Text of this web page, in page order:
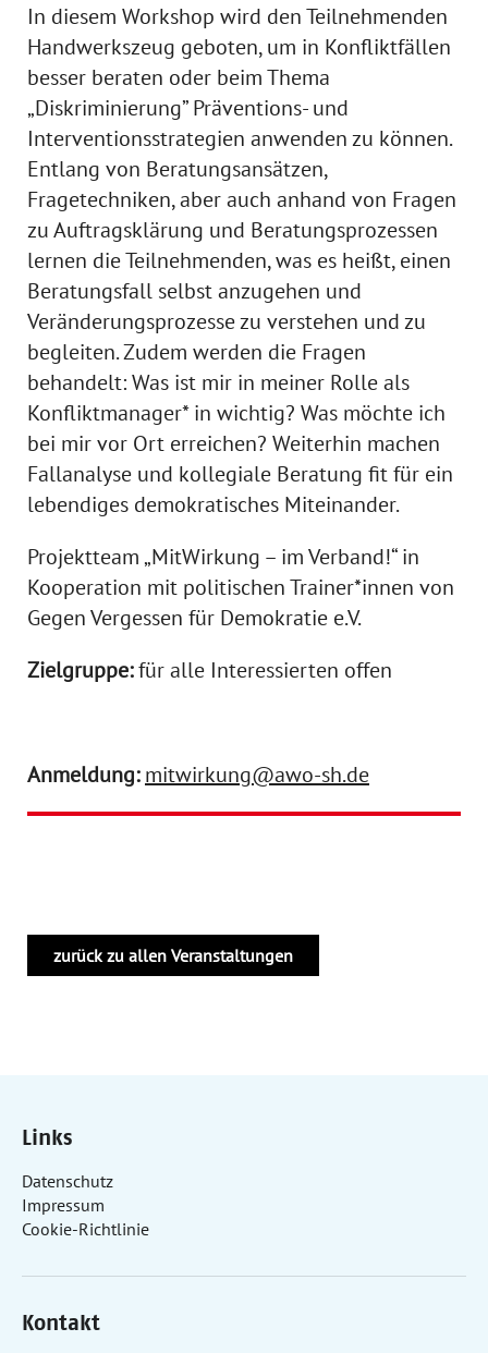
In diesem Workshop wird den Teilnehmenden
Handwerkszeug geboten, um in Konfliktfällen
besser beraten oder beim Thema
„Diskriminierung” Präventions- und
Interventionsstrategien anwenden zu können.
Entlang von Beratungsansätzen,
Fragetechniken, aber auch anhand von Fragen
zu Auftragsklärung und Beratungsprozessen
lernen die Teilnehmenden, was es heißt, einen
Beratungsfall selbst anzugehen und
Veränderungsprozesse zu verstehen und zu
begleiten. Zudem werden die Fragen
behandelt: Was ist mir in meiner Rolle als
Konfliktmanager* in wichtig? Was möchte ich
bei mir vor Ort erreichen? Weiterhin machen
Fallanalyse und kollegiale Beratung fit für ein
lebendiges demokratisches Miteinander.
Projektteam „MitWirkung – im Verband!“ in
Kooperation mit politischen Trainer*innen von
Gegen Vergessen für Demokratie e.V.
Zielgruppe:für alle Interessierten offen
Anmeldung: mitwirkung@awo-sh.de
zurück zu allen Veranstaltungen
Links
Datenschutz
Impressum
Cookie-Richtlinie
Kontakt